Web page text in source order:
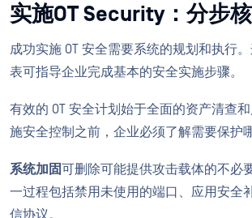
实施OT Security：分步
成功实施 OT 安全需要系统的规划和执行
表可指导企业完成基本的安全实施步骤。
有效的 OT 安全计划始于全面的资产清查
施安全控制之前，企业必须了解需要保护
系统加固可删除可能提供攻击载体的不必
一过程包括禁用未使用的端口、应用安全
信协议。